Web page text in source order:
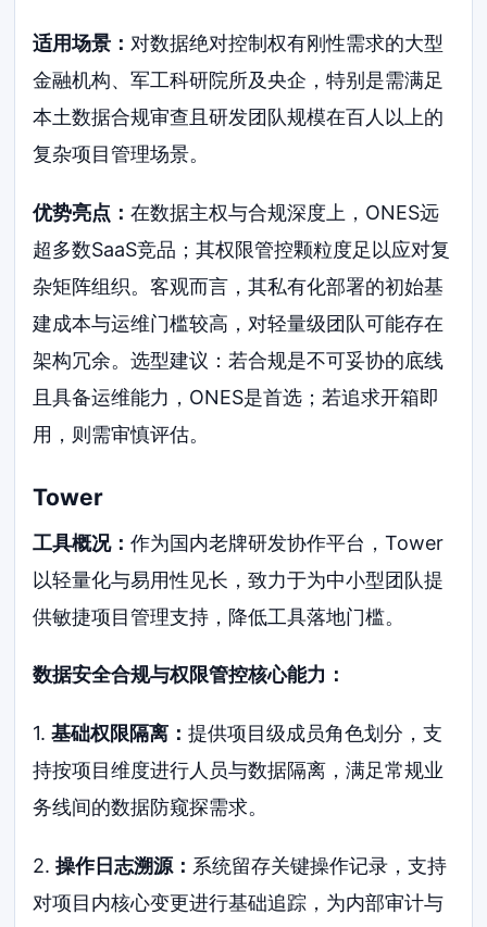
适用场景： 对数据绝对控制权有刚性需求的大型
金融机构、军工科研院所及央企，特别是需满足
本土数据合规审查且研发团队规模在百人以上的
复杂项目管理场景。
优势亮点：在数据主权与合规深度上，ONES远
超多数SaaS竞品；其权限管控颗粒度足以应对复
杂矩阵组织。客观而言，其私有化部署的初始基
建成本与运维门槛较高，对轻量级团队可能存在
架构冗余。选型建议：若合规是不可妥协的底线
且具备运维能力，ONES是首选；若追求开箱即
用，则需审慎评估。
Tower
工具概况：作为国内老牌研发协作平台，Tower
以轻量化与易用性见长，致力于为中小型团队提
供敏捷项目管理支持，降低工具落地门槛。
数据安全合规与权限管控核心能力：
1.基础权限隔离：提供项目级成员角色划分，支
持按项目维度进行人员与数据隔离，满足常规业
务线间的数据防窥探需求。
2.操作日志溯源： 系统留存关键操作记录，支持
对项目内核心变更进行基础追踪，为内部审计与